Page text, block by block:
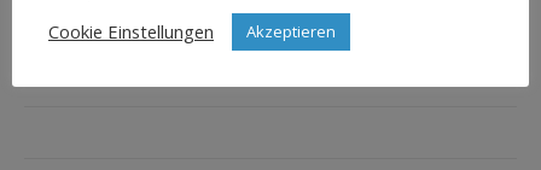
Cookie Einstellungen
Akzeptieren